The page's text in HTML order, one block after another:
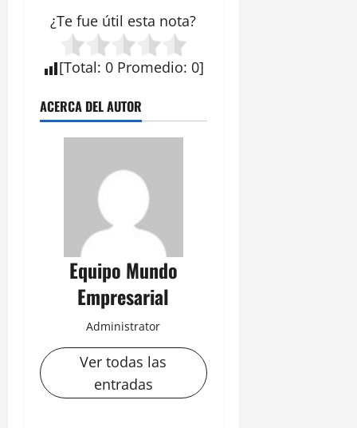
¿Te fue útil esta nota?
[Total: 0 Promedio: 0]
ACERCA DEL AUTOR
Equipo Mundo
Empresarial
Administrator
Ver todas las
entradas